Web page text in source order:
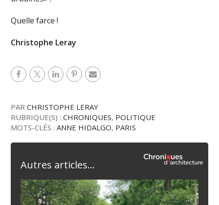
Quelle farce !
Christophe Leray
PARCHRISTOPHE LERAY
RUBRIQUE(S) :CHRONIQUES, POLITIQUE
MOTS-CLÉS :ANNE HIDALGO, PARIS
Autres articles...